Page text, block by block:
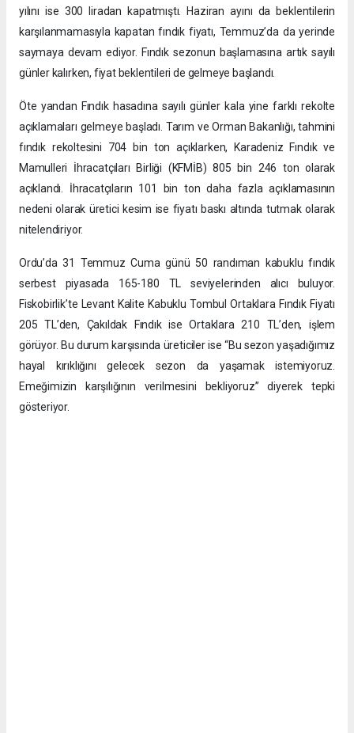
yılını ise 300 liradan kapatmıştı. Haziran ayını da beklentilerin
karşılanmamasıyla kapatan fındık fiyatı, Temmuz’da da yerinde
saymaya devam ediyor. Fındık sezonun başlamasına artık sayılı
günler kalırken, fiyat beklentileri de gelmeye başlandı.
Öte yandan Fındık hasadına sayılı günler kala yine farklı rekolte
açıklamaları gelmeye başladı. Tarım ve Orman Bakanlığı, tahmini
fındık rekoltesini 704 bin ton açıklarken, Karadeniz Fındık ve
Mamulleri İhracatçıları Birliği (KFMİB) 805 bin 246 ton olarak
açıklandı. İhracatçıların 101 bin ton daha fazla açıklamasının
nedeni olarak üretici kesim ise fiyatı baskı altında tutmak olarak
nitelendiriyor.
Ordu’da 31 Temmuz Cuma günü 50 randıman kabuklu fındık
serbest piyasada 165-180 TL seviyelerinden alıcı buluyor.
Fiskobirlik’te Levant Kalite Kabuklu Tombul Ortaklara Fındık Fiyatı
205 TL’den, Çakıldak Fındık ise Ortaklara 210 TL’den, işlem
görüyor. Bu durum karşısında üreticiler ise “Bu sezon yaşadığımız
hayal kırıklığını gelecek sezon da yaşamak istemiyoruz.
Emeğimizin karşılığının verilmesini bekliyoruz” diyerek tepki
gösteriyor.